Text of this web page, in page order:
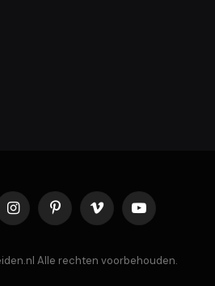
InstagramPinterestVimeo YouTube
Alle rechten voorbehouden.